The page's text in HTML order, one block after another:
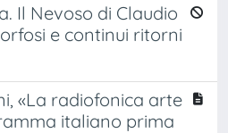
Il Nevoso di Claudio
e continui ritorni
«La radiofonica arte
italiano prima